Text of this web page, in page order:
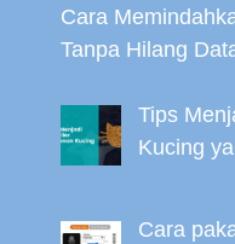
Cara
Tanpa Hilang
Tips
Kucing
Cara